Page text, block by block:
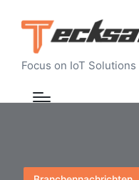
Focus on IoT
Posted